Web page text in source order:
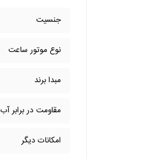
جنسیت
نوع موتور ساعت
مبدا برند
مقاومت در برابر آب
امکانات دیگر